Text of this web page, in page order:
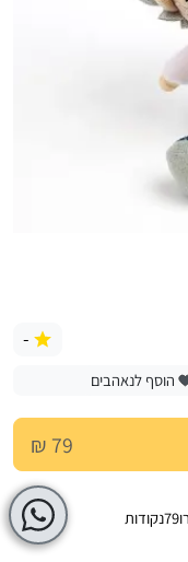
-
הוסף לנאהבים
79 ₪
79נקודות